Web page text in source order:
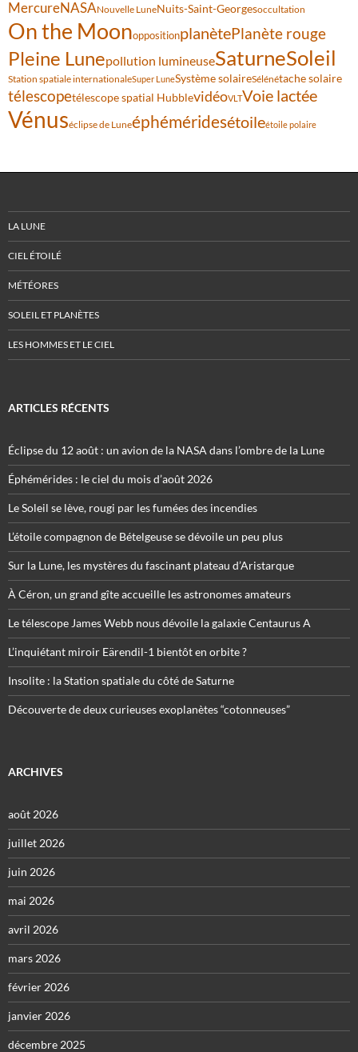
MercureNASANouvelle LuneNuits-Saint-Georgesoccultation
On the MoonoppositionplanètePlanète rouge
Pleine Lunepollution lumineuseSaturneSoleil
Station spatiale internationaleSuper LuneSystème solaireSélénétache solaire
télescopetélescope spatial HubblevidéoVLTVoie lactée
Vénuséclipse de Luneéphéméridesétoileétoile polaire
LA LUNE
CIEL ÉTOILÉ
MÉTÉORES
SOLEIL ET PLANÈTES
LES HOMMES ET LE CIEL
ARTICLES RÉCENTS
Éclipse du 12 août : un avion de la NASA dans l’ombre de la Lune
Éphémérides : le ciel du mois d’août 2026
Le Soleil se lève, rougi par les fumées des incendies
L’étoile compagnon de Bételgeuse se dévoile un peu plus
Sur la Lune, les mystères du fascinant plateau d’Aristarque
À Céron, un grand gîte accueille les astronomes amateurs
Le télescope James Webb nous dévoile la galaxie Centaurus A
L’inquiétant miroir Eärendil-1 bientôt en orbite ?
Insolite : la Station spatiale du côté de Saturne
Découverte de deux curieuses exoplanètes “cotonneuses”
ARCHIVES
août 2026
juillet 2026
juin 2026
mai 2026
avril 2026
mars 2026
février 2026
janvier 2026
décembre 2025